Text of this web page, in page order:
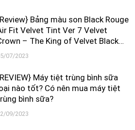
Bảng màu son Black Rouge
Fit Velvet Tint Ver 7 Velvet
– The King of Velvet Black
07/2023
Máy tiệt trùng bình sữa
nào tốt? Có nên mua máy tiệt
bình sữa?
09/2023